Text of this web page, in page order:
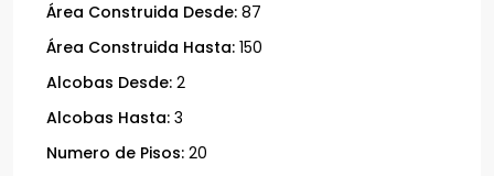
Área Construida Desde: 87
Área Construida Hasta: 150
Alcobas Desde: 2
Alcobas Hasta: 3
Numero de Pisos: 20